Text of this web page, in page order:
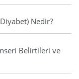
Nedir?
Belirtileri ve